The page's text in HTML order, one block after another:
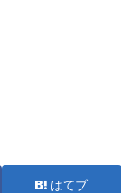
はてブ